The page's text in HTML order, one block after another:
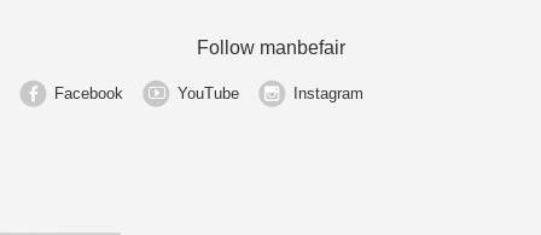
Follow manbefair
Facebook YouTube Instagram